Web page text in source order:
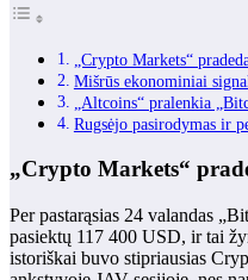
„Crypto Markets“
Mišrūs ekonominiai
„Altcoins“ pralenkia
Rugsėjo pasirodymas ir
„Crypto Markets“
Per pastarąsias 24 valandas
pasiektų 117 400 USD, ir tai
istoriškai buvo stipriausias